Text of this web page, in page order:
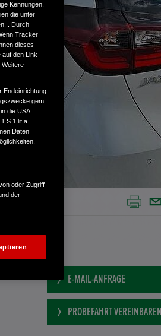
E-MAIL-ANFRAGE
PROBEFAHRT VEREINBAREN
Kennungen,
die unter
. Durch
Tracker
dieses
auf den Link
Weitere
Endeinrichtung
gem.
die USA
S.1 lit.a
Daten
oder Zugriff
der